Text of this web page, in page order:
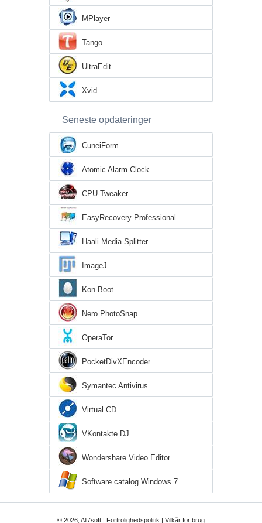
MPlayer
Tango
UltraEdit
Xvid
Seneste opdateringer
CuneiForm
Atomic Alarm Clock
CPU-Tweaker
EasyRecovery Professional
Haali Media Splitter
ImageJ
Kon-Boot
Nero PhotoSnap
OperaTor
PocketDivXEncoder
Symantec Antivirus
Virtual CD
VKontakte DJ
Wondershare Video Editor
Software catalog Windows 7
© 2026, All7soft | Fortrolighedspolitik Vilkår for brug